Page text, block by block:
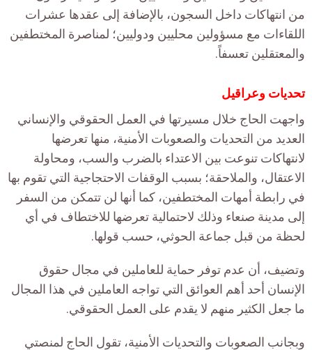
من انتهاكات داخل السجون، بالإضافة إلى عقدها عشرات
اللقاءات مع مسؤولين محليين ودوليين؛ لمناصرة المختطفين
والمعتقلين تعسفاً.
تحديات وعراقيل
واجهت الحاج خلال مسيرتها في العمل الحقوقي والإنساني
العديد من التحديات والصعوبات الأمنية، منها تعرضها
لانتهاكات تنوعت بين الاعتداء بالضرب والسب، ومحاولة
الاعتقال، والملاحقة؛ بسبب الوقفات الاحتجاجية التي تقوم بها
في رابطة أمهات المختطفين، كما أنها لن تتمكن من السفر
إلى مدينة صنعاء وذلك لاحتمالية تعرضها للاختطاف في أي
لحظة من قبل جماعة الحوثي، حسب قولها.
وتضيف، أن عدم توفر حماية للعاملين في مجال حقوق
الإنسان أحد أهم العوائق التي تواجه العاملين في هذا المجال
ما جعل الكثير منهم لا يقدم على العمل الحقوقي.
وبجانب الصعوبات والتحديات الأمنية، تقول الحاج لمنصتي